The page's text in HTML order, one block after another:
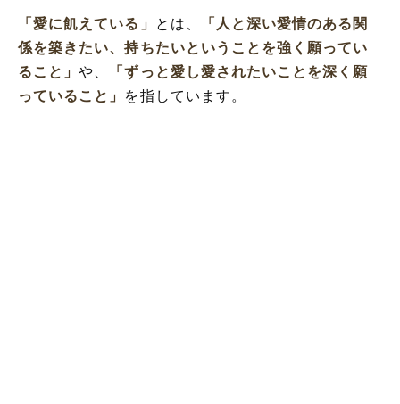
「愛に飢えている」 とは、
「人と深い愛情のある関
係を築きたい、持ちたいということを強く願ってい
ること」や、
「ずっと愛し愛されたいことを深く願
っていること」 を指しています。